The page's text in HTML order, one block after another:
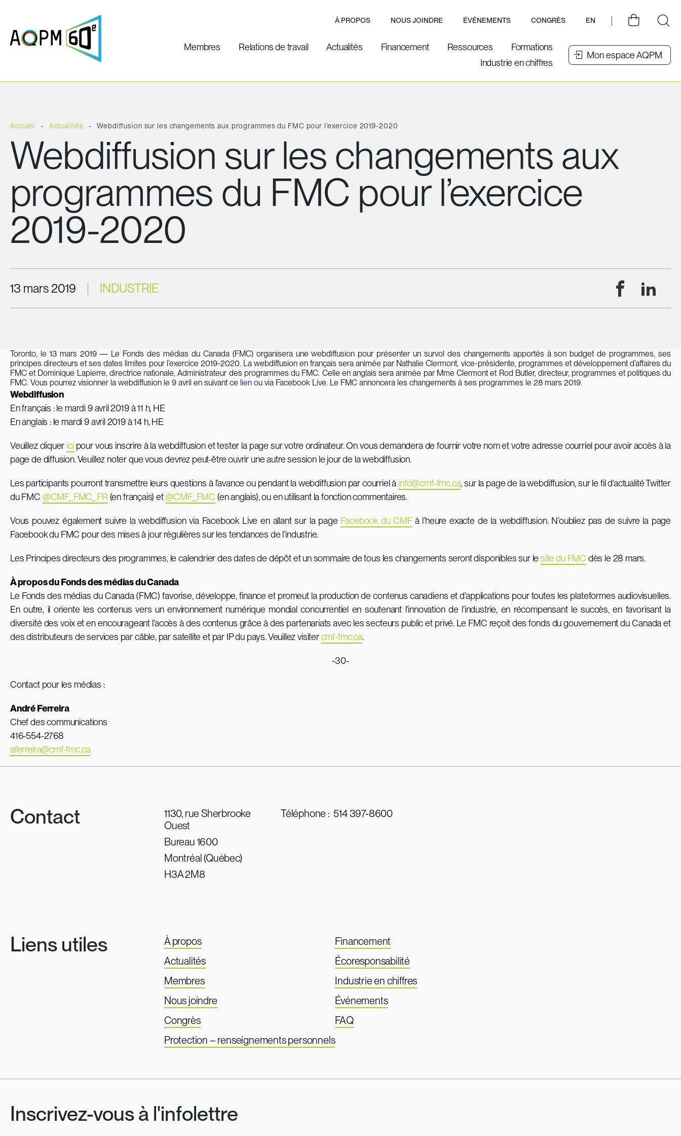
À PROPOS NOUS JOINDRE ÉVÉNEMENTS CONGRÈS EN
Membres Relations de travail Actualités Financement Ressources
Formations
Industrie en chiffres
Mon espace AQPM
Accueil Actualités Webdiffusion sur les changements aux programmes du FMC pour l’exercice 2019-2020
Webdiffusion sur les changements aux
programmes du FMC pour l’exercice
2019-2020
13 mars 2019 INDUSTRIE Facebook
Toronto, le 13 mars 2019 — Le Fonds des médias du Canada (FMC) organisera une webdiffusion pour présenter un survol des changements apportés à son budget de programmes, ses
principes directeurs et ses dates limites pour l’exercice 2019-2020. La webdiffusion en français sera animée par Nathalie Clermont, vice-présidente, programmes et développement d’affaires du
FMC et Dominique Lapierre, directrice nationale, Administrateur des programmes du FMC. Celle en anglais sera animée par Mme Clermont et Rod Butler, directeur, programmes et politiques du
FMC. Vous pourrez visionner la webdiffusion le 9 avril en suivant ce lien ou via Facebook Live. Le FMC annoncera les changements à ses programmes le 28 mars 2019.
Webdiffusion
En français : le mardi 9 avril 2019 à 11 h, HE
En anglais : le mardi 9 avril 2019 à 14 h, HE
Veuillez cliquericipour vous inscrire à la webdiffusion et tester la page sur votre ordinateur. On vous demandera de fournir votre nom et votre adresse courriel pour avoir accès à la
page de diffusion. Veuillez noter que vous devrez peut-être ouvrir une autre session le jour de la webdiffusion.
Les participants pourront transmettre leurs questions à l’avance ou pendant la webdiffusion par courriel àinfo@cmf-fmc.ca, sur la page de la webdiffusion, sur le fil d’actualité Twitter
du FMC @CMF_FMC_FR (en français) et@CMF_FMC (en anglais), ou en utilisant la fonction commentaires.
Vous pouvez également suivre la webdiffusion via Facebook Live en allant sur la page Facebook du CMFà l’heure exacte de la webdiffusion. N’oubliez pas de suivre la page
Facebook du FMC pour des mises à jour régulières sur les tendances de l’industrie.
Les Principes directeurs des programmes, le calendrier des dates de dépôt et un sommaire de tous les changements seront disponibles sur le site du FMC dès le 28 mars.
À propos du Fonds des médias du Canada
Le Fonds des médias du Canada (FMC) favorise, développe, finance et promeut la production de contenus canadiens et d’applications pour toutes les plateformes audiovisuelles.
En outre, il oriente les contenus vers un environnement numérique mondial concurrentiel en soutenant l’innovation de l’industrie, en récompensant le succès, en favorisant la
diversité des voix et en encourageant l’accès à des contenus grâce à des partenariats avec les secteurs public et privé. Le FMC reçoit des fonds du gouvernement du Canada et
des distributeurs de services par câble, par satellite et par IP du pays. Veuillez visitercmf-fmc.ca.
-30-
Contact pour les médias :
André Ferreira
Chef des communications
416-554-2768
aferreira@cmf-fmc.ca
Contact
1130, rue Sherbrooke
Ouest
Bureau 1600
Montréal (Québec)
H3A 2M8
Téléphone :514 397-8600
Liens utiles
À propos
Actualités
Membres
Nous joindre
Congrès
Protection – renseignements personnels
Financement
Écoresponsabilité
Industrie en chiffres
Événements
FAQ
Inscrivez-vous à l'infolettre